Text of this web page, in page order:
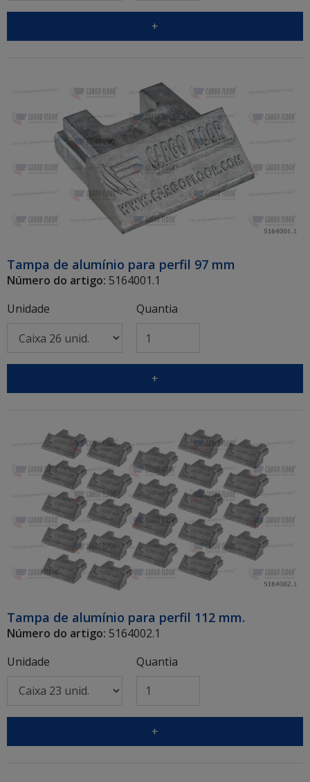
+
Tampa de alumínio para perfil 97 mm
Número do artigo: 5164001.1
Unidade
Quantia
+
Tampa de alumínio para perfil 112 mm.
Número do artigo: 5164002.1
Unidade
Quantia
+